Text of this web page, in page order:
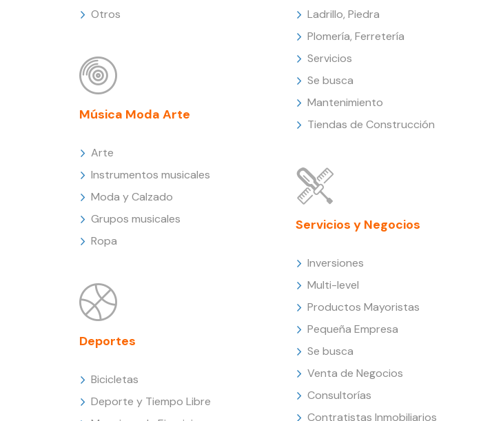
Otros
Música Moda Arte
Arte
Instrumentos musicales
Moda y Calzado
Grupos musicales
Ropa
Deportes
Bicicletas
Deporte y Tiempo Libre
Ladrillo, Piedra
Plomería, Ferretería
Servicios
Se busca
Mantenimiento
Tiendas de Construcción
Servicios y Negocios
Inversiones
Multi-level
Productos Mayoristas
Pequeña Empresa
Se busca
Venta de Negocios
Consultorías
Contratistas Inmobiliarios